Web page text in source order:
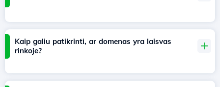
Kaip galiu patikrinti, ar domenas yra laisvas
rinkoje?